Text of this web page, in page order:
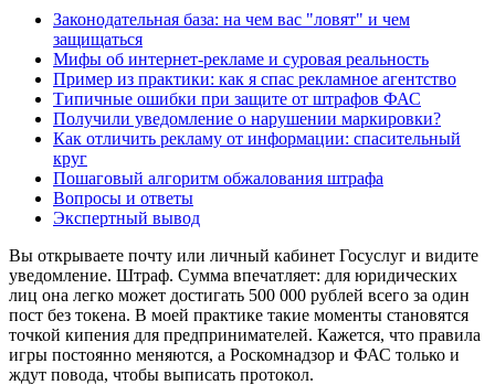
Законодательная база: на чем вас "ловят" и чем
защищаться
Мифы об интернет-рекламе и суровая реальность
Пример из практики: как я спас рекламное агентство
Типичные ошибки при защите от штрафов ФАС
Получили уведомление о нарушении маркировки?
Как отличить рекламу от информации: спасительный
круг
Пошаговый алгоритм обжалования штрафа
Вопросы и ответы
Экспертный вывод
Вы открываете почту или личный кабинет Госуслуг и видите
уведомление. Штраф. Сумма впечатляет: для юридических
лиц она легко может достигать 500 000 рублей всего за один
пост без токена. В моей практике такие моменты становятся
точкой кипения для предпринимателей. Кажется, что правила
игры постоянно меняются, а Роскомнадзор и ФАС только и
ждут повода, чтобы выписать протокол.